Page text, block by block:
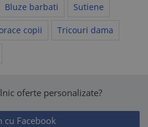
Bluze barbati Sutiene
copii Tricouri dama
oferte personalizate?
cu Facebook